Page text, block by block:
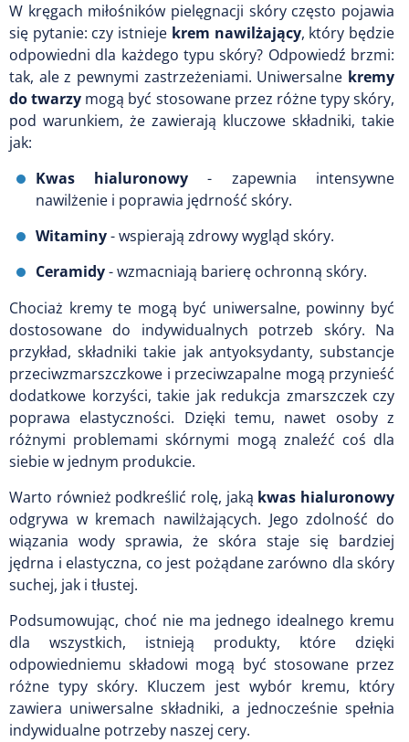
W kręgach miłośników pielęgnacji skóry często pojawia
się pytanie: czy istnieje krem nawilżający, który będzie
odpowiedni dla każdego typu skóry? Odpowiedź brzmi:
tak, ale z pewnymi zastrzeżeniami. Uniwersalne kremy
do twarzy mogą być stosowane przez różne typy skóry,
pod warunkiem, że zawierają kluczowe składniki, takie
jak:
Kwas hialuronowy - zapewnia intensywne
nawilżenie i poprawia jędrność skóry.
Witaminy- wspierają zdrowy wygląd skóry.
Ceramidy- wzmacniają barierę ochronną skóry.
Chociaż kremy te mogą być uniwersalne, powinny być
dostosowane do indywidualnych potrzeb skóry. Na
przykład, składniki takie jak antyoksydanty, substancje
przeciwzmarszczkowe i przeciwzapalne mogą przynieść
dodatkowe korzyści, takie jak redukcja zmarszczek czy
poprawa elastyczności. Dzięki temu, nawet osoby z
różnymi problemami skórnymi mogą znaleźć coś dla
siebie w jednym produkcie.
Warto również podkreślić rolę, jaką kwas hialuronowy
odgrywa w kremach nawilżających. Jego zdolność do
wiązania wody sprawia, że skóra staje się bardziej
jędrna i elastyczna, co jest pożądane zarówno dla skóry
suchej, jak i tłustej.
Podsumowując, choć nie ma jednego idealnego kremu
dla wszystkich, istnieją produkty, które dzięki
odpowiedniemu składowi mogą być stosowane przez
różne typy skóry. Kluczem jest wybór kremu, który
zawiera uniwersalne składniki, a jednocześnie spełnia
indywidualne potrzeby naszej cery.